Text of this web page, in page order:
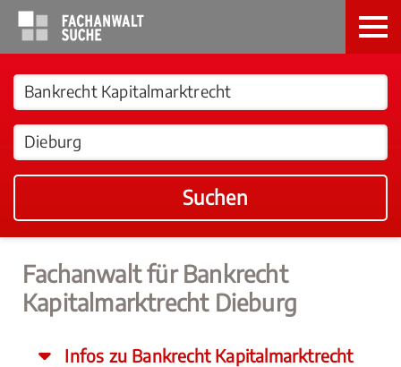
Suchen
Fachanwalt für Bankrecht
Kapitalmarktrecht Dieburg
Infos zu Bankrecht Kapitalmarktrecht